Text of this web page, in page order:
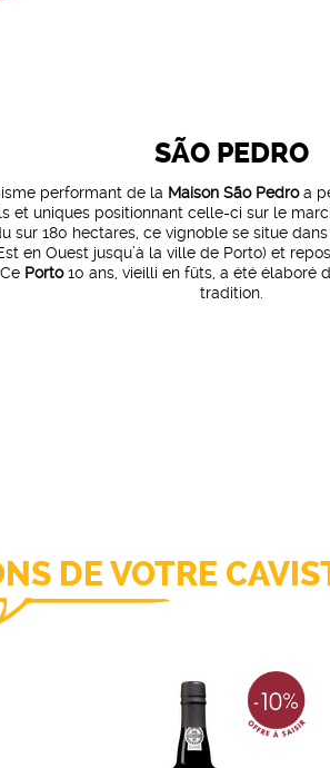
SÃO PEDRO
performant de la Maison São Pedroa
et uniques positionnant celle-ci sur le
sur 180 hectares, ce vignoble se situe
en Ouest jusqu’à la ville de Porto) et
Porto10 ans, vieilli en fûts, a été élaboré
tradition.
DE VOTRE